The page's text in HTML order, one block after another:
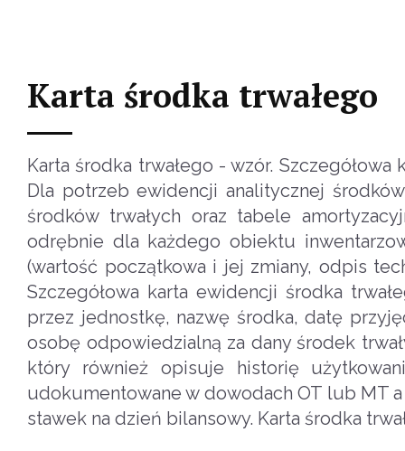
Karta środka trwałego
Karta środka trwałego - wzór.
Dla potrzeb ewidencji analitycznej
środków trwałych oraz tabele
odrębnie dla każdego obiektu
(wartość początkowa i jej zmiany, odpis
Szczegółowa karta ewidencji środka
przez jednostkę, nazwę środka, datę
osobę odpowiedzialną za dany środek
który również opisuje historię
udokumentowane w dowodach OT lub MT
stawek na dzień bilansowy. Karta środka